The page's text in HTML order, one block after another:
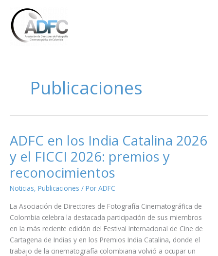
contenido
Publicaciones
ADFC en los India Catalina 2026
y el FICCI 2026: premios y
reconocimientos
Noticias, Publicaciones / Por ADFC
La Asociación de Directores de Fotografía Cinematográfica de
Colombia celebra la destacada participación de sus miembros
en la más reciente edición del Festival Internacional de Cine de
Cartagena de Indias y en los Premios India Catalina, donde el
trabajo de la cinematografía colombiana volvió a ocupar un